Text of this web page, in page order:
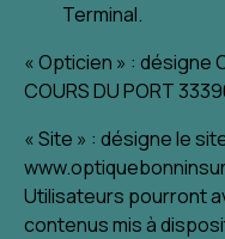
Terminal.
« Opticien » : désigne
COURS DU PORT
« Site » : désigne le
Utilisateurs pourront
contenus mis à